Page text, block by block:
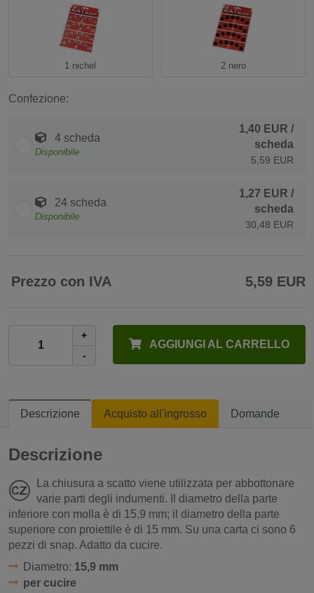
1 nichel 2 nero
Confezione:
4 scheda
Disponibile
1,40 EUR /
scheda
5,59 EUR
24 scheda
Disponibile
1,27 EUR /
scheda
30,48 EUR
Prezzo con IVA 5,59 EUR
+
-
AGGIUNGI AL CARRELLO
Descrizione Acquisto all'ingrosso Domande
Descrizione
La chiusura a scatto viene utilizzata per abbottonare
varie parti degli indumenti. Il diametro della parte
inferiore con molla è di 15,9 mm; il diametro della parte
superiore con proiettile è di 15 mm. Su una carta ci sono 6
pezzi di snap. Adatto da cucire.
Diametro: 15,9 mm
per cucire